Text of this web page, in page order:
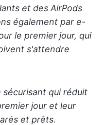
et des AirPods
également par e-
le premier jour, qui
s'attendre
sécurisant qui réduit
jour et leur
et prêts.